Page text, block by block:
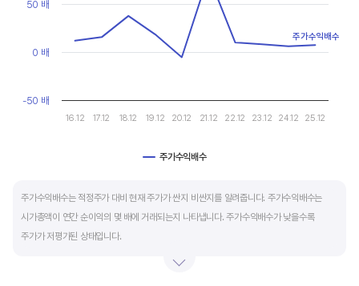
재무활동 현금흐름은 증자, 차입, 배당을 통해 발생하는 현금유출입을 뜻합니다.
영업활동으로 충분한 현금을 벌고 있는 기업은 금융기관의 차입금을 갚고, 배당을 지급하는
등 현금이 유출되기 때문에 마이너스(-)를 기록합니다.
현금흐름 플러스(+), 투자활동 현금흐름 마이너스(-), 재무활동 현금흐름이 마이너스(-)가
가장 좋습니다.
주가수익배수
16.12 17.12 18.12 19.12 20.12 21.12 22.12 23.12 24.12 25.12
-50 배
0 배
50 배
주가수익배수
주가수익배수는 적정주가 대비 현재 주가가 싼지 비싼지를 알려줍니다. 주가수익배수는
시가총액이 연간 순이익의 몇 배에 거래되는지 나타냅니다. 주가수익배수가 낮을수록
주가가 저평가된 상태입니다.